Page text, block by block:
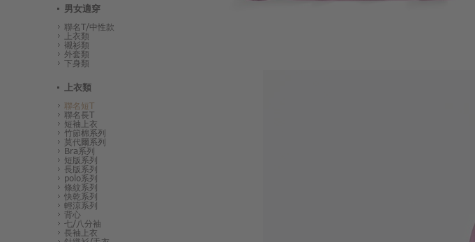
男女適穿
聯名T/中性款
上衣類
襯衫類
外套類
下身類
上衣類
聯名短T
聯名長T
短袖上衣
竹節棉系列
莫代爾系列
Bra系列
短版系列
長版系列
polo系列
條紋系列
快乾系列
輕涼系列
背心
七/八分袖
長袖上衣